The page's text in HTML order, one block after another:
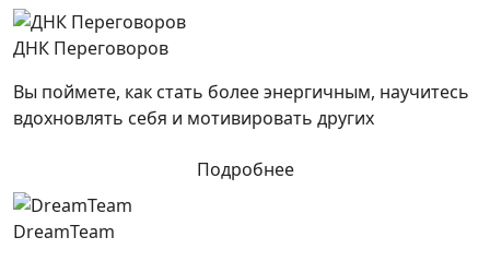
ДНК Переговоров
Вы поймете, как стать более энергичным, научитесь
вдохновлять себя и мотивировать других
Подробнее
DreamTeam